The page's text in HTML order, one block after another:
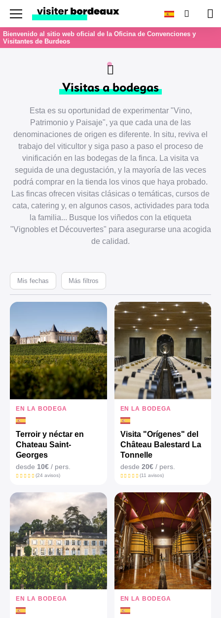
Buscar
Menu
Bienvenido al sitio web oficial de la Oficina de Convenciones y
Visitantes de Burdeos
Visitas a bodegas
Esta es su oportunidad de experimentar "Vino,
Patrimonio y Paisaje", ya que cada una de las
denominaciones de origen es diferente. In situ, reviva el
trabajo del viticultor y siga paso a paso el proceso de
vinificación en las bodegas de la finca. La visita va
seguida de una degustación, y la mayoría de las veces
podrá comprar en la tienda los vinos que haya probado.
Las fincas ofrecen visitas clásicas o temáticas, cursos de
cata, catering y, en algunos casos, actividades para toda
la familia... Busque los viñedos con la etiqueta
"Vignobles et Découvertes" para asegurarse una acogida
de calidad.
Mis fechas Más filtros
EN LA BODEGA
Terroir y néctar en
Chateau Saint-
Georges
desde 10€ / pers.
(24 avisos)
EN LA BODEGA
Visita "Orígenes" del
Château Balestard La
Tonnelle
desde 20€/ pers.
(11 avisos)
EN LA BODEGA EN LA BODEGA